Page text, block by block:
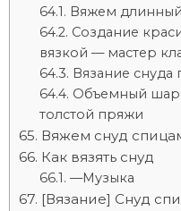
Вяжем
Создание
вязкой — мастер
Вязание снуда
Объемный
толстой пряжи
Вяжем снуд
Как вязять снуд
—Музыка
[Вязание] Снуд